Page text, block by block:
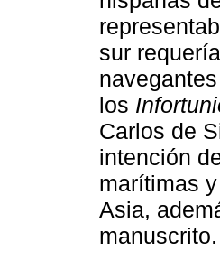
sur
los
Carlos de
intención
marítimas
Asia,
manuscrito.